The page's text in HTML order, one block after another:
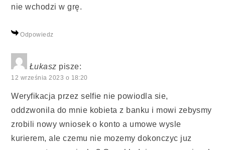
nie wchodzi w grę.
Odpowiedz
Łukasz pisze:
12 września 2023 o 18:20
Weryfikacja przez selfie nie powiodla sie,
oddzwonila do mnie kobieta z banku i mowi zebysmy
zrobili nowy wniosek o konto a umowe wysle
kurierem, ale czemu nie mozemy dokonczyc juz